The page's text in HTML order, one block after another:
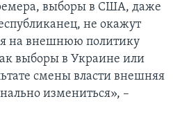
выборы в США, даже
не окажут
на внешнюю политику
выборы в Украине или
смены власти внешняя
измениться», –